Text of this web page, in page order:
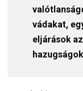
vádakat,
eljárások